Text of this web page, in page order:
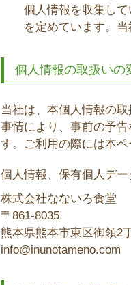
個人情報を収集し
を定めています。
個人情報の取扱いの
当社は、本個人情報の
事情により、事前の予
す。ご利用の際には本ペ
個人情報、保有個人デ
株式会社なないろ食堂
861-8035
熊本県熊本市東区御領2
info@inunotameno.com